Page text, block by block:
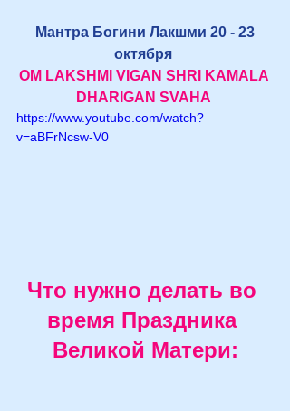
Мантра Богини Лакшми 20 - 23
октября
OM LAKSHMI VIGAN SHRI KAMALA
DHARIGAN SVAHA
https://www.youtube.com/watch?
v=aBFrNcsw-V0
Что нужно делать во
время Праздника
Великой Матери: